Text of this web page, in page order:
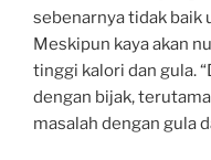
sebenarnya tidak baik
Meskipun kaya akan
tinggi kalori dan gula.
dengan bijak,
masalah dengan gula